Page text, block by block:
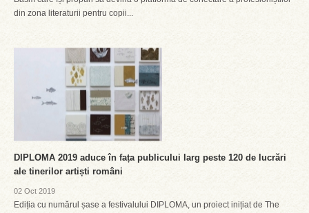
din zona literaturii pentru copii...
DIPLOMA 2019 aduce în fața publicului larg peste 120 de lucrări
ale tinerilor artiști români
02 Oct 2019
Ediția cu numărul șase a festivalului DIPLOMA, un proiect inițiat de The